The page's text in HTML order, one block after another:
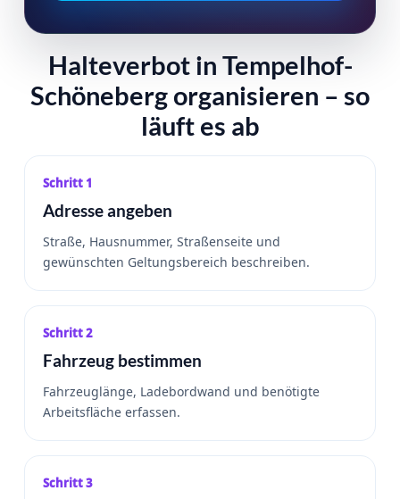
Halteverbot in Tempelhof-
Schöneberg organisieren – so
läuft es ab
Schritt 1
Adresse angeben
Straße, Hausnummer, Straßenseite und
gewünschten Geltungsbereich beschreiben.
Schritt 2
Fahrzeug bestimmen
Fahrzeuglänge, Ladebordwand und benötigte
Arbeitsfläche erfassen.
Schritt 3